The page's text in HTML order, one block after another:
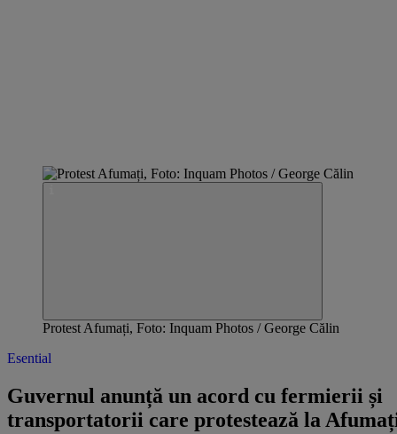
Protest Afumați, Foto: Inquam Photos / George Călin
Esential
Guvernul anunță un acord cu fermierii și
transportatorii care protestează la